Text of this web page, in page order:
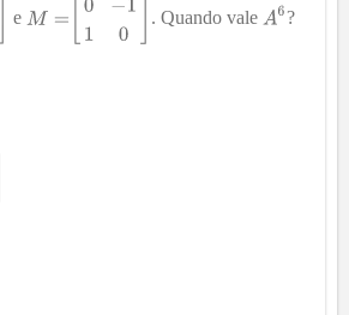
e . Quando vale ?